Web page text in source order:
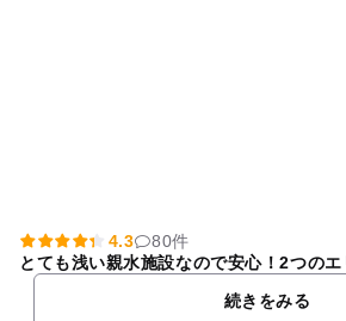
4.3
80件
とても浅い親水施設なので安心！2つのエ
続きをみる